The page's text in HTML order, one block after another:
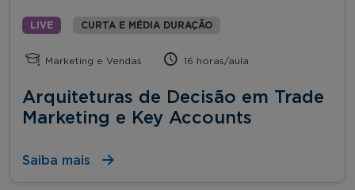
LIVE CURTA E MÉDIA DURAÇÃO
Marketing e Vendas 16 horas/aula
Arquiteturas de Decisão em Trade
Marketing e Key Accounts
Saiba mais